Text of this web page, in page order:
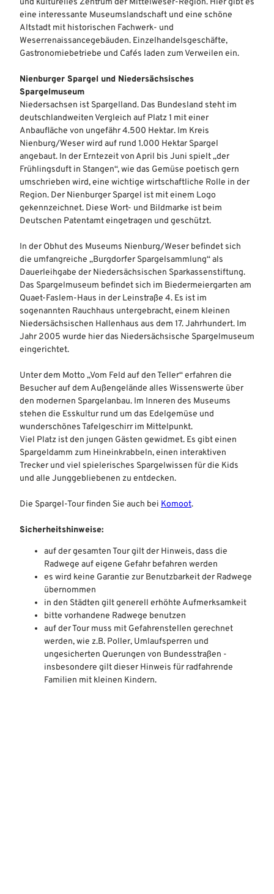
eine interessante Museumslandschaft und eine schöne
Altstadt mit historischen Fachwerk- und
Weserrenaissancegebäuden. Einzelhandelsgeschäfte,
Gastronomiebetriebe und Cafés laden zum Verweilen ein.
Nienburger Spargel und Niedersächsisches
Spargelmuseum
Niedersachsen ist Spargelland. Das Bundesland steht im
deutschlandweiten Vergleich auf Platz 1 mit einer
Anbaufläche von ungefähr 4.500 Hektar. Im Kreis
Nienburg/Weser wird auf rund 1.000 Hektar Spargel
angebaut. In der Erntezeit von April bis Juni spielt „der
Frühlingsduft in Stangen“, wie das Gemüse poetisch gern
umschrieben wird, eine wichtige wirtschaftliche Rolle in der
Region. Der Nienburger Spargel ist mit einem Logo
gekennzeichnet. Diese Wort- und Bildmarke ist beim
Deutschen Patentamt eingetragen und geschützt.
In der Obhut des Museums Nienburg/Weser befindet sich
die umfangreiche „Burgdorfer Spargelsammlung“ als
Dauerleihgabe der Niedersächsischen Sparkassenstiftung.
Das Spargelmuseum befindet sich im Biedermeiergarten am
Quaet-Faslem-Haus in der Leinstraße 4. Es ist im
sogenannten Rauchhaus untergebracht, einem kleinen
Niedersächsischen Hallenhaus aus dem 17. Jahrhundert. Im
Jahr 2005 wurde hier das Niedersächsische Spargelmuseum
eingerichtet.
Unter dem Motto „Vom Feld auf den Teller“ erfahren die
Besucher auf dem Außengelände alles Wissenswerte über
den modernen Spargelanbau. Im Inneren des Museums
stehen die Esskultur rund um das Edelgemüse und
wunderschönes Tafelgeschirr im Mittelpunkt.
Viel Platz ist den jungen Gästen gewidmet. Es gibt einen
Spargeldamm zum Hineinkrabbeln, einen interaktiven
Trecker und viel spielerisches Spargelwissen für die Kids
und alle Junggebliebenen zu entdecken.
Die Spargel-Tour finden Sie auch bei Komoot.
Sicherheitshinweise:
auf der gesamten Tour gilt der Hinweis, dass die
Radwege auf eigene Gefahr befahren werden
es wird keine Garantie zur Benutzbarkeit der Radwege
übernommen
in den Städten gilt generell erhöhte Aufmerksamkeit
bitte vorhandene Radwege benutzen
auf der Tour muss mit Gefahrenstellen gerechnet
werden, wie z.B. Poller, Umlaufsperren und
ungesicherten Querungen von Bundesstraßen -
insbesondere gilt dieser Hinweis für radfahrende
Familien mit kleinen Kindern.